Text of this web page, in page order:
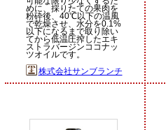
めに、採りたての果肉を
粉砕後、40℃以下の温風
で乾燥させ、水分を0.1%
以下になるまで取り除い
てから低温圧搾したエキ
ストラバージンココナッ
ツオイルです。
株式会社サンブランチ